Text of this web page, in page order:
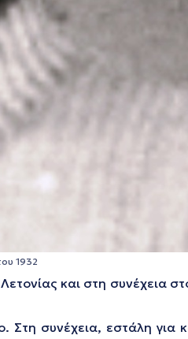
1932
και στη συνέχεια
συνέχεια, εστάλη για